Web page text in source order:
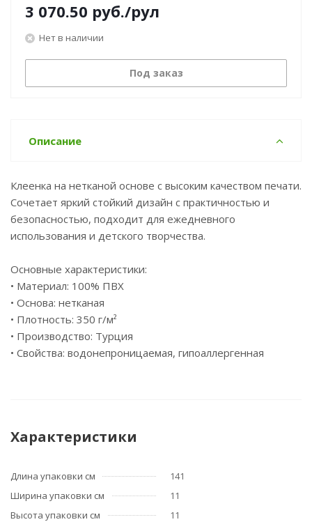
3 070.50 руб./рул
Нет в наличии
Под заказ
Описание
Клеенка на нетканой основе с высоким качеством печати.
Сочетает яркий стойкий дизайн с практичностью и
безопасностью, подходит для ежедневного
использования и детского творчества.
Основные характеристики:
• Материал: 100% ПВХ
• Основа: нетканая
• Плотность: 350 г/м²
• Производство: Турция
• Свойства: водонепроницаемая, гипоаллергенная
Характеристики
Длина упаковки см
141
Ширина упаковки см
11
Высота упаковки см
11